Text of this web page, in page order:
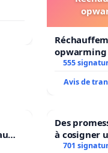
opwarming
555
Avis de
Des
à cosigner
ministres
701